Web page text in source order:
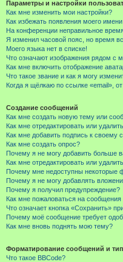
Параметры и настройки
Как мне изменить мои настройки?
Как избежать появления моего
На конференции неправильное
Я изменил часовой пояс, но время
Моего языка нет в списке!
Что означают изображения рядом с
Как мне включить отображение
Что такое звание и как я могу
Когда я щёлкаю по ссылке «email»,
Создание сообщений
Как мне создать новую тему или
Как мне отредактировать или
Как мне добавить подпись к своему
Как мне создать опрос?
Почему я не могу добавить больше
Как мне отредактировать или
Почему мне недоступны некоторые
Почему я не могу добавлять
Почему я получил предупреждение?
Как мне пожаловаться на
Что означает кнопка «Сохранить»
Почему моё сообщение требует
Как мне вновь поднять мою тему?
Форматирование сообщений и
Что такое BBCode?